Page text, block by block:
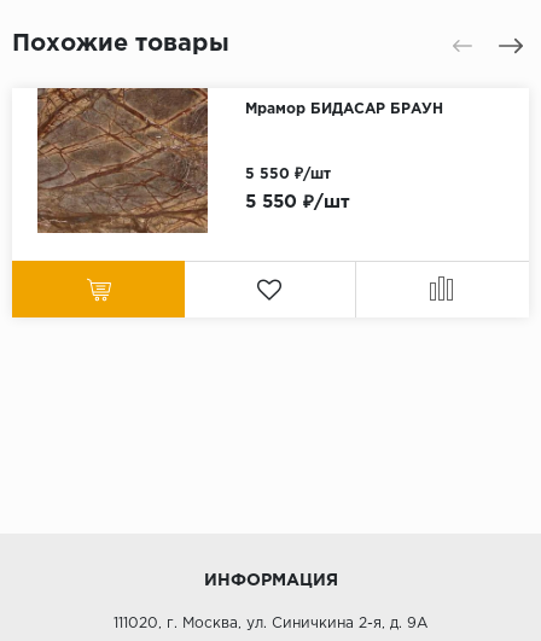
Похожие товары
Мрамор БИДАСАР БРАУН
5 550 ₽/шт
5 550 ₽/шт
ИНФОРМАЦИЯ
111020, г. Москва, ул. Синичкина 2-я, д. 9А